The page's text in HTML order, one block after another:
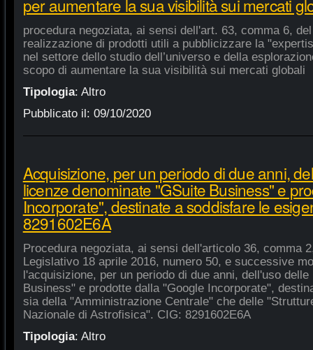
per aumentare la sua visibilità sui mercati
procedura negoziata, ai sensi dell'art. 63, comma 6,
realizzazione di prodotti utili a pubblicizzare la
nel settore dello studio dell’universo e della
scopo di aumentare la sua visibilità sui mercati globali
Tipologia: Altro
Pubblicato il: 09/10/2020
Acquisizione, per un periodo di due anni,
licenze denominate "GSuite Business" e
Incorporate", destinate a soddisfare le
8291602E6A
Procedura negoziata, ai sensi dell'articolo 36, comma
Legislativo 18 aprile 2016, numero 50, e successive
l'acquisizione, per un periodo di due anni, dell'uso
Business" e prodotte dalla "Google Incorporate",
sia della "Amministrazione Centrale" che delle
Nazionale di Astrofisica". CIG: 8291602E6A
Tipologia: Altro